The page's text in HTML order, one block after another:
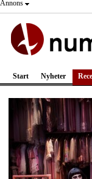
Annons
Start Nyheter